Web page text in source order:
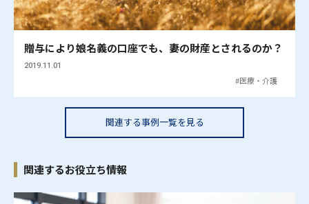
贈与により娘名義の口座でも、妻の財産とされるのか？
2019.11.01
医療・介護
関連する事例一覧を見る
関連するお役立ち情報